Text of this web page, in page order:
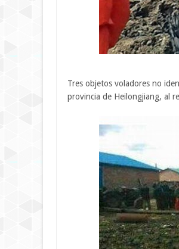
Tres objetos voladores no
provincia de Heilongjiang, al